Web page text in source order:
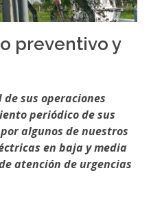
preventivo y
sus operaciones
periódico de sus
algunos de nuestros
en baja y media
atención de urgencias